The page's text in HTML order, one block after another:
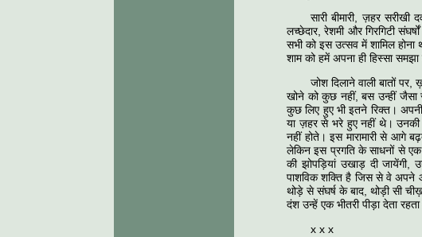
सारी बीमारी, ज़हर
लच्छेदार, रेशमी और गिरगिटी
सभी को इस उत्सव में शामिल
शाम को हमें अपना ही हिस्सा
जोश दिलाने वाली बातों
खोने को कुछ नहीं, बस उन्हीं जैसा
कुछ लिए हुए भी इतने रिक्त।
या ज़हर से भरे हुए नहीं थे। उनकी
नहीं होते। इस मारामारी से आगे
लेकिन इस प्रगति के साधनों से
की झोपड़ियां उखाड़ दी
पाशविक शक्ति है जिस से वे अपने
थोड़े से संघर्ष के बाद, थोड़ी सी
दंश उन्हें एक भीतरी पीड़ा देता
x x x